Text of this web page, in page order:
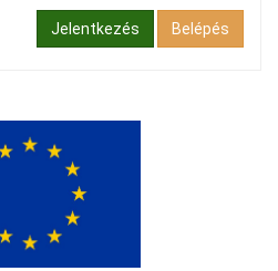
Jelentkezés Belépés